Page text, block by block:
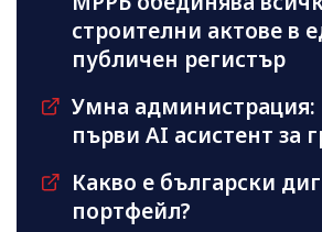
строителни актове в
публичен регистър
Умна администрация:
първи AI асистент за
Какво е български
портфейл?